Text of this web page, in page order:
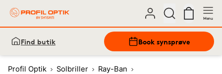
Menu
Find butik Book synsprøve
Profil Optik Solbriller
Ray-Ban